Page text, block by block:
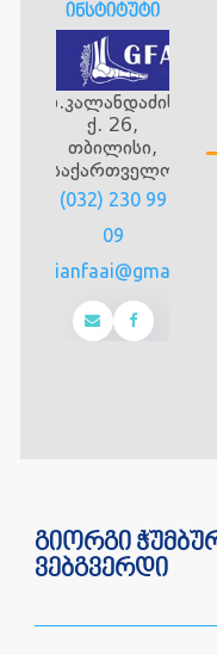
ინსტიტუტი
ბ.კალანდაძის
ქ. 26,
თბილისი,
საქართველო
(032) 230 99
09
georgianfaai@gmail.com
გიორგი
ვებგვერდი